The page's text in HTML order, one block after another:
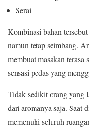
Serai
Kombinasi bahan
namun tetap seimbang.
membuat masakan terasa
sensasi pedas yang
Tidak sedikit orang yang
dari aromanya saja. Saat
memenuhi seluruh